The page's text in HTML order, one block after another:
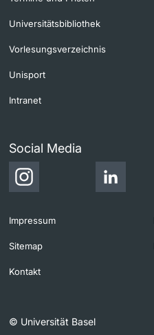
Universitätsbibliothek
Vorlesungsverzeichnis
Unisport
Intranet
Social Media
Impressum
Sitemap
Kontakt
© Universität Basel